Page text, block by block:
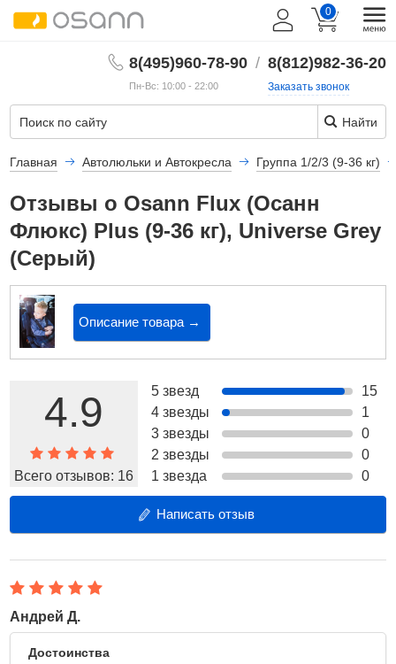
0
8(495)960-78-90
Пн-Вс: 10:00 - 22:00
/ 8(812)982-36-20
Заказать звонок
Найти
Главная Автолюльки и Автокресла Группа 1/2/3 (9-36 кг)
Отзывы о Osann Flux (Осанн
Флюкс) Plus (9-36 кг), Universe Grey
(Серый)
Описание товара →
4.9
Всего отзывов: 16
5 звезд
15
4 звезды
1
3 звезды
0
2 звезды
0
1 звезда
0
Написать отзыв
Андрей Д.
Достоинства